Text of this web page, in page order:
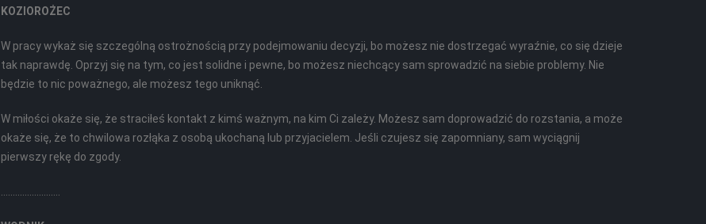
KOZIOROŻEC
W pracy wykaż się szczególną ostrożnością przy podejmowaniu decyzji, bo możesz nie dostrzegać wyraźnie, co się dzieje
tak naprawdę. Oprzyj się na tym, co jest solidne i pewne, bo możesz niechcący sam sprowadzić na siebie problemy. Nie
będzie to nic poważnego, ale możesz tego uniknąć.
W miłości okaże się, że straciłeś kontakt z kimś ważnym, na kim Ci zależy. Możesz sam doprowadzić do rozstania, a może
okaże się, że to chwilowa rozłąka z osobą ukochaną lub przyjacielem. Jeśli czujesz się zapomniany, sam wyciągnij
pierwszy rękę do zgody.
.........................